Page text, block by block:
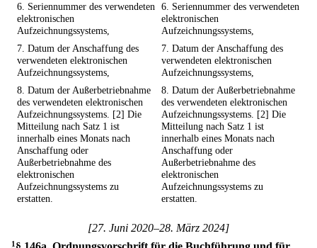
6. Seriennummer des verwendeten
elektronischen
Aufzeichnungssystems,
6. Seriennummer des verwendeten
elektronischen
Aufzeichnungssystems,
7. Datum der Anschaffung des
verwendeten elektronischen
Aufzeichnungssystems,
7. Datum der Anschaffung des
verwendeten elektronischen
Aufzeichnungssystems,
8. Datum der Außerbetriebnahme
des verwendeten elektronischen
Aufzeichnungssystems. [2] Die
Mitteilung nach Satz 1 ist
innerhalb eines Monats nach
Anschaffung oder
Außerbetriebnahme des
elektronischen
Aufzeichnungssystems zu
erstatten.
8. Datum der Außerbetriebnahme
des verwendeten elektronischen
Aufzeichnungssystems. [2] Die
Mitteilung nach Satz 1 ist
innerhalb eines Monats nach
Anschaffung oder
Außerbetriebnahme des
elektronischen
Aufzeichnungssystems zu
erstatten.
[27. Juni 2020–28. März 2024]
1